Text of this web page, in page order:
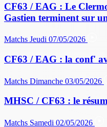
CF63 / EAG : Le
Gastien terminent sur
Matchs Jeudi 07/05/2026
CF63 / EAG : la conf'
Matchs Dimanche 03/05/2026
MHSC / CF63 : le
Matchs Samedi 02/05/2026